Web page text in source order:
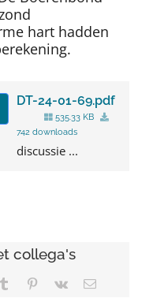
hart hadden
DT-24-01-69.pdf
535.33 KB
742 downloads
discussie ...
collega's
Tumblr Pinterest
Vk
E-